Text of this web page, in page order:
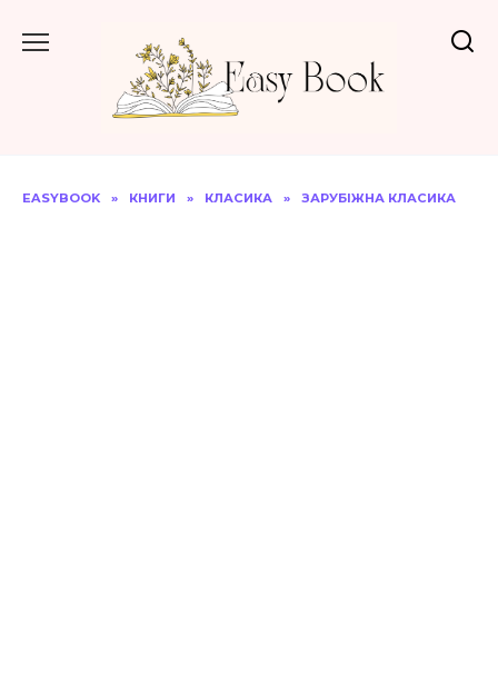
до
EASYBOOK » КНИГИ » КЛАСИКА » ЗАРУБІЖНА КЛАСИКА